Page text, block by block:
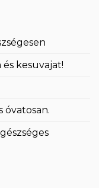
kesuvajat!
óvatosan.